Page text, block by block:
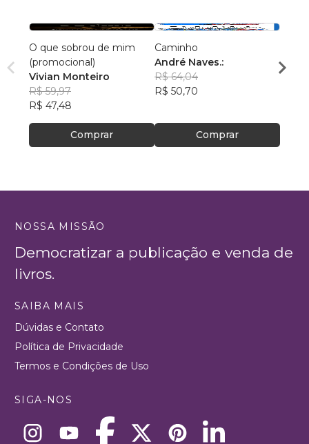
O que sobrou de mim
(promocional)
Vivian Monteiro
R$ 59,97
R$ 47,48
Comprar
Caminho
André Naves.:
R$ 64,04
R$ 50,70
Comprar
R$
NOSSA MISSÃO
Democratizar a publicação e venda de
livros.
SAIBA MAIS
Dúvidas e Contato
Política de Privacidade
Termos e Condições de Uso
SIGA-NOS